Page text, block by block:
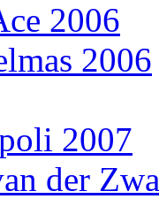
2006
2006
2007
der